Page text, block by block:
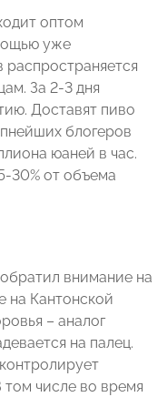
оптом
уже
распространяется
За 2-3 дня
Доставят пиво
блогеров
юаней в час.
30% от объема
внимание на
на Кантонской
– аналог
на палец.
том числе во время